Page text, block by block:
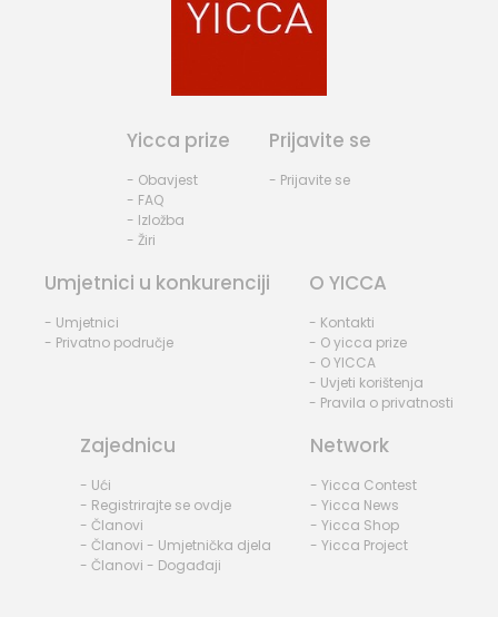
Yicca prize
- Obavjest
- FAQ
- Izložba
- Žiri
Prijavite se
- Prijavite se
Umjetnici u konkurenciji
- Umjetnici
- Privatno područje
O YICCA
- Kontakti
- O yicca prize
- O YICCA
- Uvjeti korištenja
- Pravila o privatnosti
Zajednicu
- Ući
- Registrirajte se ovdje
- Članovi
- Članovi - Umjetnička djela
- Članovi - Događaji
Network
- Yicca Contest
- Yicca News
- Yicca Shop
- Yicca Project